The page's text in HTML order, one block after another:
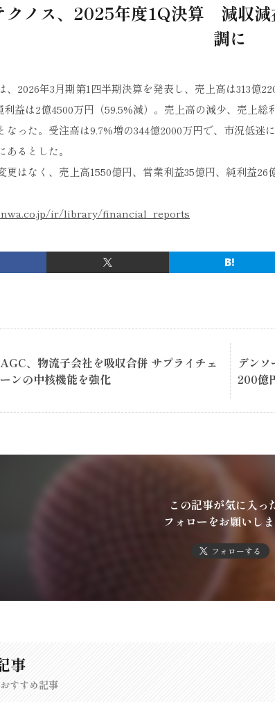
クノス、2025年度1Q決算 減収
調に
、2026年3月期第1四半期決算を発表し、売上高は313億
利益は2億4500万円（59.5%減）。売上高の減少、売上
なった。受注高は9.7%増の344億2000万円で、市況低
るとした。
更はなく、売上高1550億円、営業利益35億円、純利益26
ir/library/financial_reports
AGC、物流子会社を吸収合併 サプライチェ
ーンの中核機能を強化
デン
200億
この記事が気に入っ
フォローをお願いし
フォローする
事
すすめ記事